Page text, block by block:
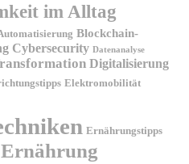
im Alltag
Blockchain-
Cybersecurity Datenanalyse
Digitalisierung
Elektromobilität
Ernährungstipps
Ernährung